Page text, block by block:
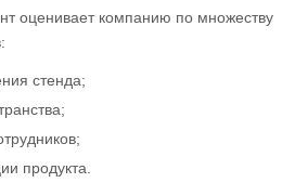
оценивает компанию по множеству
стенда;
продукта.